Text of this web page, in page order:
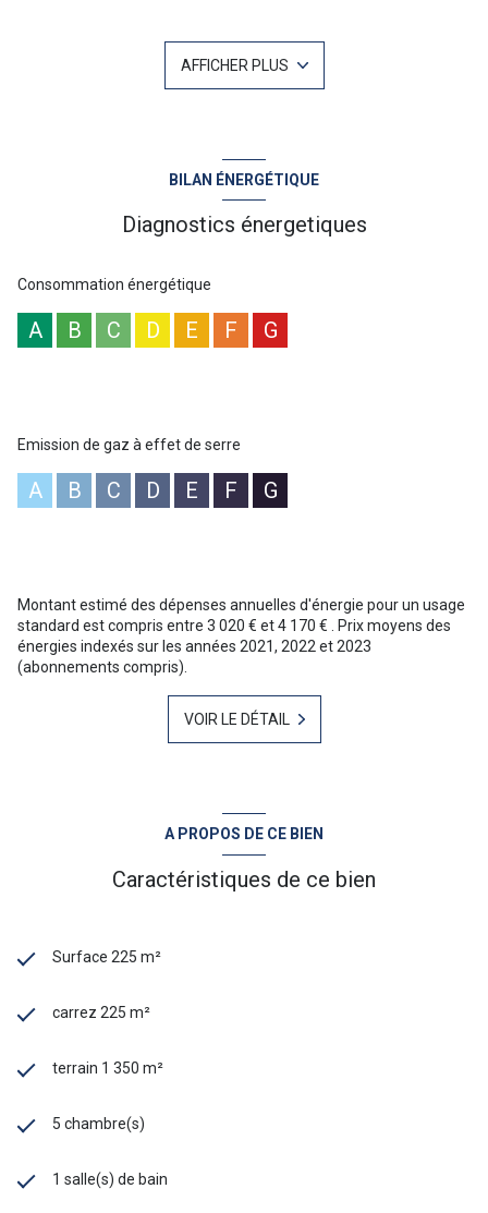
séparée fonctionnelle, ainsi que de trois chambres spacieuses.
Une dépendance est également à votre disposition, parfaite pour
accueillir famille et amis dans un cadre convivial.
optimal, à proximité immédiate du centre du Lavandou, de ses
Pour plus d'informations ou une visite n'hésitez pas à contacter
Christophe MAZET 06 71 10 19 03 Votre agent commercial sur Le
“Les informations sur les risques auxquels ce bien est exposé sont
disponibles sur le site Géorisques :
Les informations sur les risques auxquels ce bien est exposé sont
AFFICHER PLUS
BILAN ÉNERGÉTIQUE
Diagnostics énergetiques
Consommation énergétique
A B C D E F G
Emission de gaz à effet de serre
A B C D E F G
Montant estimé des dépenses annuelles d'énergie pour un usage
standard est compris entre 3 020 € et 4 170 € . Prix moyens des
énergies indexés sur les années 2021, 2022 et 2023
(abonnements compris).
VOIR LE DÉTAIL
A PROPOS DE CE BIEN
Caractéristiques de ce bien
Surface 225 m²
carrez 225 m²
terrain 1 350 m²
5 chambre(s)
1 salle(s) de bain